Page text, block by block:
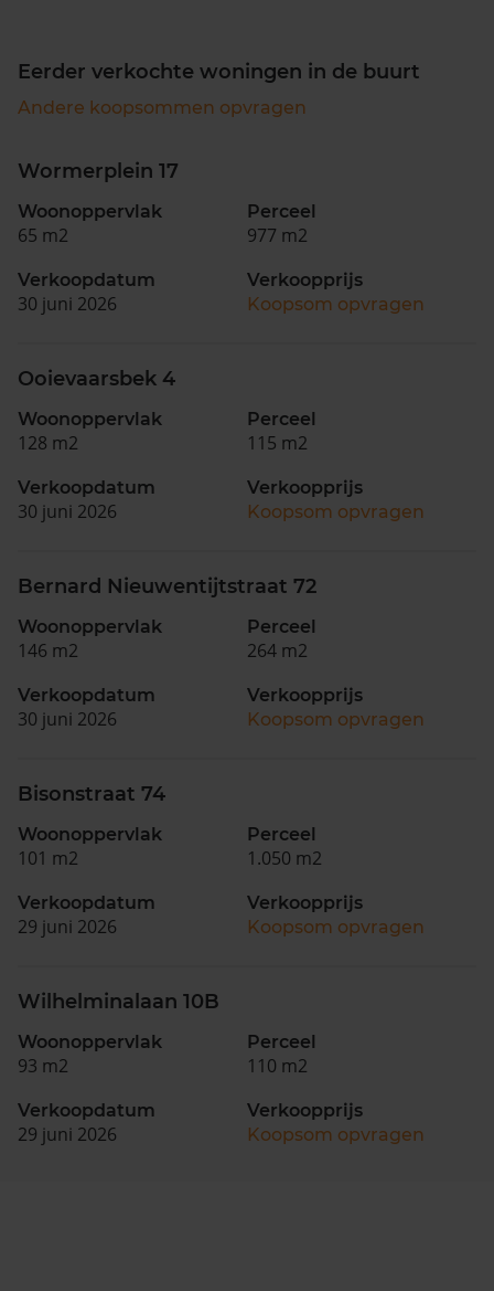
Eerder verkochte woningen in de buurt
Andere koopsommen opvragen
Wormerplein 17
Woonoppervlak
65 m2
Perceel
977 m2
Verkoopdatum
30 juni 2026
Verkoopprijs
Koopsom opvragen
Ooievaarsbek 4
Woonoppervlak
128 m2
Perceel
115 m2
Verkoopdatum
30 juni 2026
Verkoopprijs
Koopsom opvragen
Bernard Nieuwentijtstraat 72
Woonoppervlak
146 m2
Perceel
264 m2
Verkoopdatum
30 juni 2026
Verkoopprijs
Koopsom opvragen
Bisonstraat 74
Woonoppervlak
101 m2
Perceel
1.050 m2
Verkoopdatum
29 juni 2026
Verkoopprijs
Koopsom opvragen
Wilhelminalaan 10B
Woonoppervlak
93 m2
Perceel
110 m2
Verkoopdatum
29 juni 2026
Verkoopprijs
Koopsom opvragen